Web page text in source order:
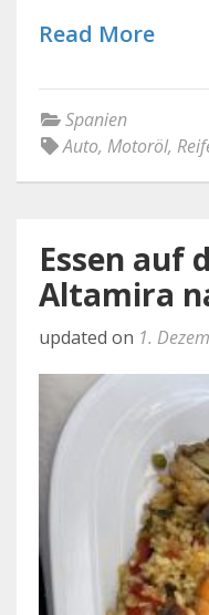
Read More
Spanien
Auto, Motoröl,
Essen auf
Altamira
updated on 1.